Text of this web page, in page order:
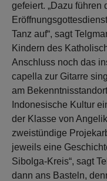
gefeiert. „Dazu führen
Tanz auf“, sagt
Kindern des
Anschluss noch das
capella zur Gitarre
am
Indonesische Kultur
der Klasse von
zweistündige
jeweils eine
Sibolga-Kreis“, sagt
dann ans Basteln,